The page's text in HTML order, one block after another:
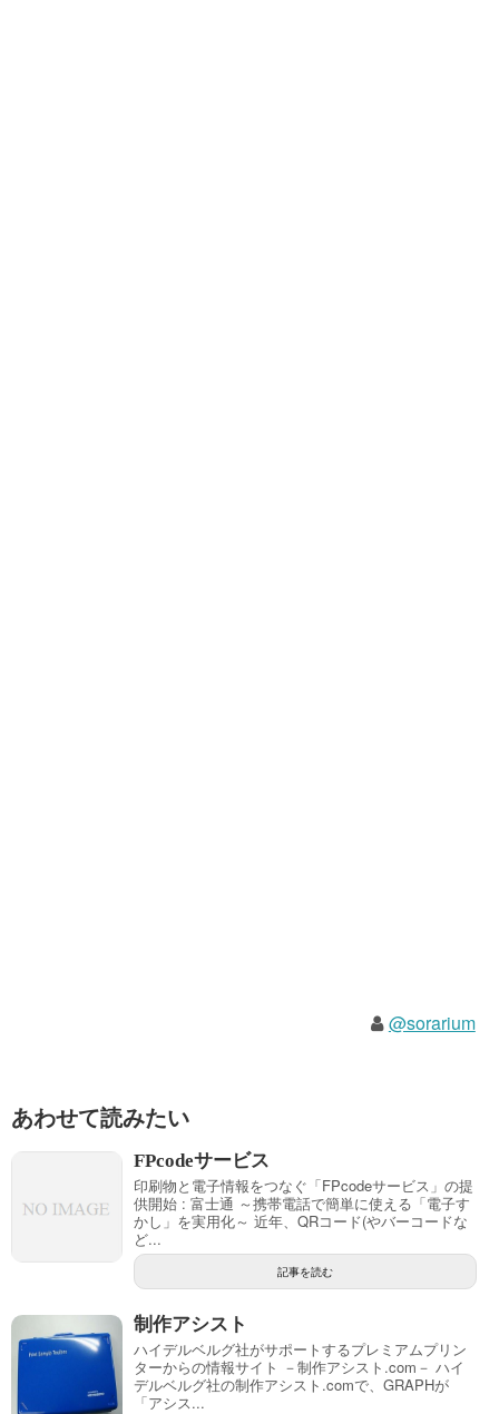
@sorarium
あわせて読みたい
FPcodeサービス
印刷物と電子情報をつなぐ「FPcodeサービス」の提
供開始 : 富士通 ～携帯電話で簡単に使える「電子す
かし」を実用化～ 近年、QRコード(やバーコードな
ど...
記事を読む
制作アシスト
ハイデルベルグ社がサポートするプレミアムプリン
ターからの情報サイト －制作アシスト.com－ ハイ
デルベルグ社の制作アシスト.comで、GRAPHが
「アシス...